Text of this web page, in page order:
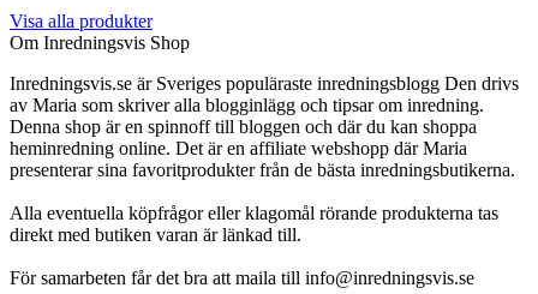
Visa alla produkter
Om Inredningsvis Shop
Inredningsvis.se är Sveriges populäraste inredningsblogg Den drivs
av Maria som skriver alla blogginlägg och tipsar om inredning.
Denna shop är en spinnoff till bloggen och där du kan shoppa
heminredning online. Det är en affiliate webshopp där Maria
presenterar sina favoritprodukter från de bästa inredningsbutikerna.
Alla eventuella köpfrågor eller klagomål rörande produkterna tas
direkt med butiken varan är länkad till.
För samarbeten får det bra att maila till info@inredningsvis.se